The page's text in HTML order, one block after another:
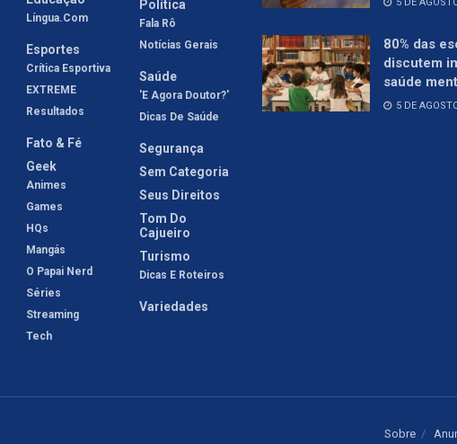
Língua.com
Esportes
Crítica Esportiva
EXTREME
Resultados
Fato & Fé
Geek
Animes
Games
HQs
Mangás
O Papai Nerd
Séries
Streaming
Tech
Política
Fala Rô
Notícias Gerais
Saúde
'E Agora Doutor?'
Dicas De Saúde
Segurança
Sem Categoria
Seus Direitos
Tom Do
Cajueiro
Turismo
Dicas E Roteiros
Variedades
80% das
discutem
saúde
5 DE
Sobre